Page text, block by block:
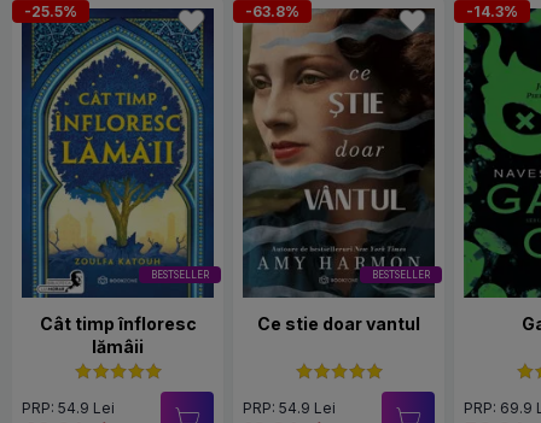
BESTSELLER
-25.5%
Cât timp înfloresc
lămâii
PRP: 54.9 Lei
BESTSELLER
-63.8%
Ce stie doar vantul
PRP: 54.9 Lei
-14.3%
PRP: 69.9